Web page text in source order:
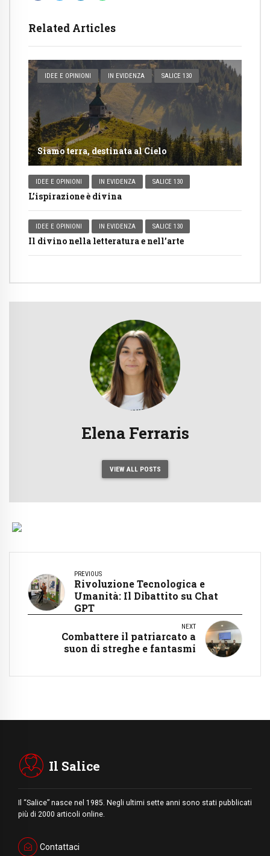
Related Articles
IDEE E OPINIONI IN EVIDENZA SALICE 130
Siamo terra, destinata al Cielo
IDEE E OPINIONI IN EVIDENZA SALICE 130
L’ispirazione è divina
IDEE E OPINIONI IN EVIDENZA SALICE 130
Il divino nella letteratura e nell’arte
Elena Ferraris
VIEW ALL POSTS
PREVIOUS
Rivoluzione Tecnologica e
Umanità: Il Dibattito su Chat
GPT
NEXT
Combattere il patriarcato a
suon di streghe e fantasmi
Il Salice
Il “Salice” nasce nel 1985. Negli ultimi sette anni sono stati pubblicati
più di 2000 articoli online.
Contattaci